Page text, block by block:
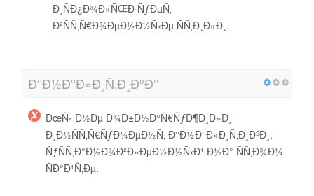
Ð¸ÑÐ¿Ð¾Ð»ÑŒÐ·ÑƒÐµÑ‚
Ð²ÑÑ‚Ñ€Ð¾ÐµÐ½Ð½Ñ‹Ðµ ÑÑ‚Ð¸Ð»Ð¸.
Ð°Ð½Ð°Ð»Ð¸Ñ‚Ð¸ÐºÐ°
ÐœÑ‹ Ð½Ðµ Ð¾Ð±Ð½Ð°Ñ€ÑƒÐ¶Ð¸Ð»Ð¸
Ð¸Ð½ÑÑ‚Ñ€ÑƒÐ¼ÐµÐ½Ñ‚ Ð°Ð½Ð°Ð»Ð¸Ñ‚Ð¸ÐºÐ¸,
ÑƒÑÑ‚Ð°Ð½Ð¾Ð²Ð»ÐµÐ½Ð½Ñ‹Ð¹ Ð½Ð° ÑÑ‚Ð¾Ð¼
ÑÐ°Ð¹Ñ‚Ðµ.